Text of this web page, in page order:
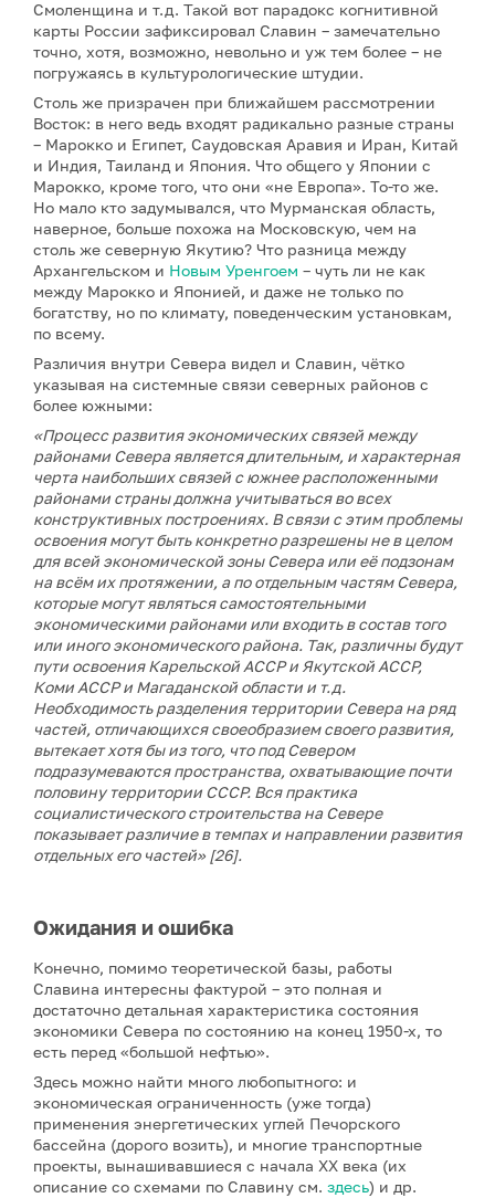
Смоленщина и т.д. Такой вот парадокс когнитивной
карты России зафиксировал Славин – замечательно
точно, хотя, возможно, невольно и уж тем более – не
погружаясь в культурологические штудии.
Столь же призрачен при ближайшем рассмотрении
Восток: в него ведь входят радикально разные страны
– Марокко и Египет, Саудовская Аравия и Иран, Китай
и Индия, Таиланд и Япония. Что общего у Японии с
Марокко, кроме того, что они «не Европа». То-то же.
Но мало кто задумывался, что Мурманская область,
наверное, больше похожа на Московскую, чем на
столь же северную Якутию? Что разница между
Архангельском и Новым Уренгоем – чуть ли не как
между Марокко и Японией, и даже не только по
богатству, но по климату, поведенческим установкам,
по всему.
Различия внутри Севера видел и Славин, чётко
указывая на системные связи северных районов с
более южными:
«Процесс развития экономических связей между
районами Севера является длительным, и характерная
черта наибольших связей с южнее расположенными
районами страны должна учитываться во всех
конструктивных построениях. В связи с этим проблемы
освоения могут быть конкретно разрешены не в целом
для всей экономической зоны Севера или её подзонам
на всём их протяжении, а по отдельным частям Севера,
которые могут являться самостоятельными
экономическими районами или входить в состав того
или иного экономического района. Так, различны будут
пути освоения Карельской АССР и Якутской АССР,
Коми АССР и Магаданской области и т.д.
Необходимость разделения территории Севера на ряд
частей, отличающихся своеобразием своего развития,
вытекает хотя бы из того, что под Севером
подразумеваются пространства, охватывающие почти
половину территории СССР. Вся практика
социалистического строительства на Севере
показывает различие в темпах и направлении развития
отдельных его частей» [26].
Ожидания и ошибка
Конечно, помимо теоретической базы, работы
Славина интересны фактурой – это полная и
достаточно детальная характеристика состояния
экономики Севера по состоянию на конец 1950-х, то
есть перед «большой нефтью».
Здесь можно найти много любопытного: и
экономическая ограниченность (уже тогда)
применения энергетических углей Печорского
бассейна (дорого возить), и многие транспортные
проекты, вынашивавшиеся с начала XX века (их
описание со схемами по Славину см. здесь) и др.